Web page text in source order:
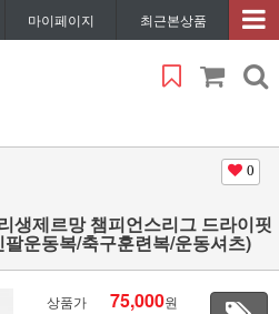
마이페이지 최근본상품
0
생제르망 챔피언스리그 드라이핏
운동복/축구훈련복/운동셔츠)
상품가 75,000원